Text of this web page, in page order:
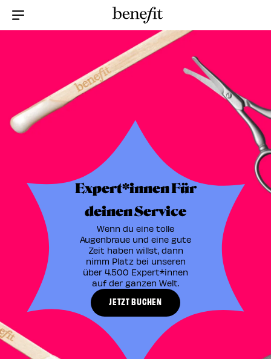
Expert*innen Für
deinen Service
Wenn du eine tolle
Augenbraue und eine gute
Zeit haben willst, dann
nimm Platz bei unseren
über 4.500 Expert*innen
auf der ganzen Welt.​
JETZT BUCHEN